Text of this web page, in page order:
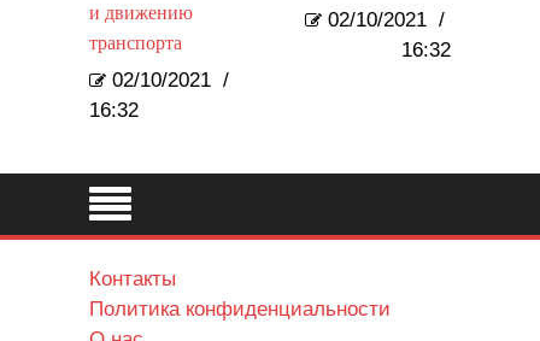
и движению
транспорта
02/10/2021 /
16:32
02/10/2021 /
16:32
Контакты
Политика конфиденциальности